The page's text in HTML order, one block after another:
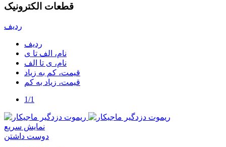
قطعات الکترونیک
ردیف
ردیف
نام، الف تا ی
نام، ی تا الف
قیمت، کم به زیاد
قیمت، زیاد به کم
1/1
نمایش سریع
دوست داشتن